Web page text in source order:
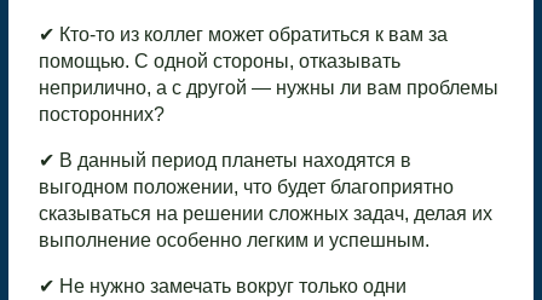
✔ Кто-то из коллег может обратиться к вам за
помощью. С одной стороны, отказывать
неприлично, а с другой — нужны ли вам проблемы
посторонних?
✔ В данный период планеты находятся в
выгодном положении, что будет благоприятно
сказываться на решении сложных задач, делая их
выполнение особенно легким и успешным.
✔ Не нужно замечать вокруг только одни